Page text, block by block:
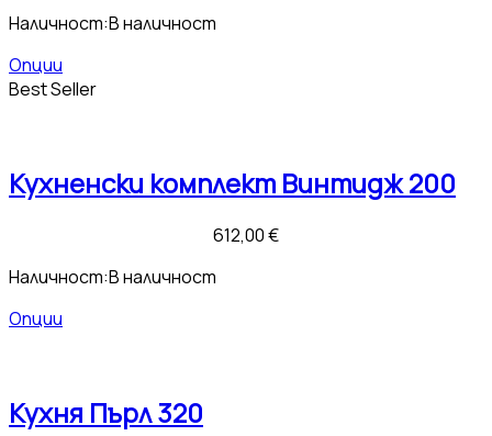
Наличност:В наличност
Опции
Best Seller
Кухненски комплект Винтидж 200
612,00€
Наличност:В наличност
Опции
Кухня Пърл 320